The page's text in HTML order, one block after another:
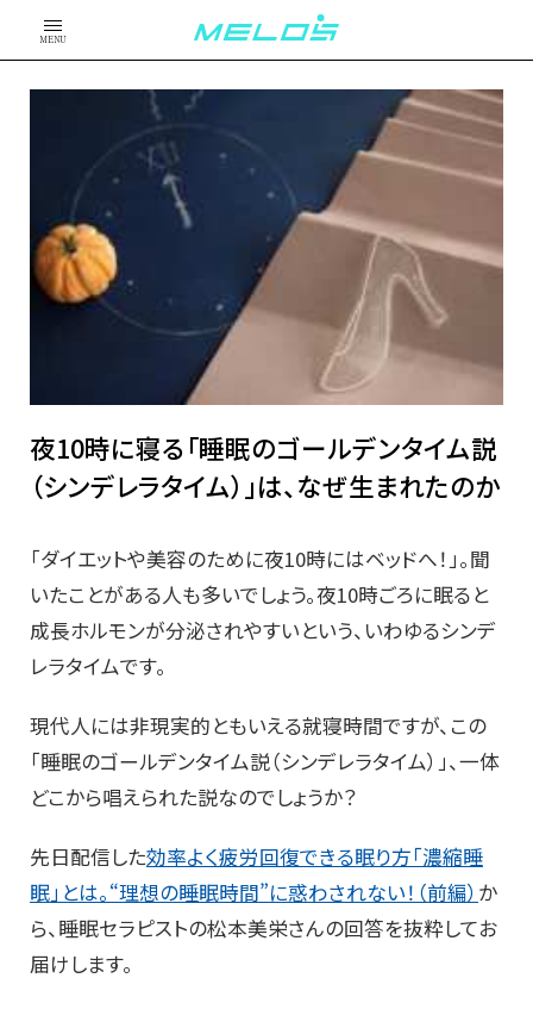
MENU
夜10時に寝る「睡眠のゴールデンタイム説
（シンデレラタイム）」は、なぜ生まれたのか
「ダイエットや美容のために夜10時にはベッドへ！」。聞
いたことがある人も多いでしょう。夜10時ごろに眠ると
成長ホルモンが分泌されやすいという、いわゆるシンデ
レラタイムです。
現代人には非現実的ともいえる就寝時間ですが、この
「睡眠のゴールデンタイム説（シンデレラタイム）」、一体
どこから唱えられた説なのでしょうか？
先日配信した効率よく疲労回復できる眠り方「濃縮睡
眠」とは。“理想の睡眠時間”に惑わされない！（前編） か
ら、睡眠セラピストの松本美栄さんの回答を抜粋してお
届けします。